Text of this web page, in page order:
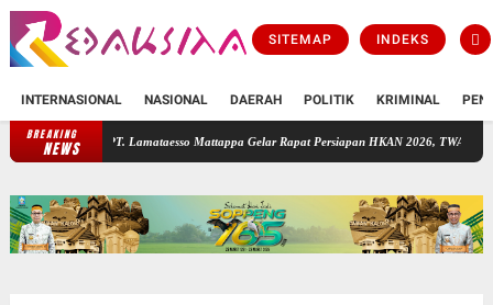
SITEMAP INDEKS
INTERNASIONAL NASIONAL DAERAH POLITIK KRIMINAL
BREAKING
NEWS
PT. Lamataesso Mattappa Gelar Rapat Persiapan HKAN 2026, TWA Lejja Jadi Tuan